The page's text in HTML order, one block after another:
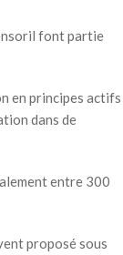
font partie
en principes actifs
dans de
entre 300
proposé sous